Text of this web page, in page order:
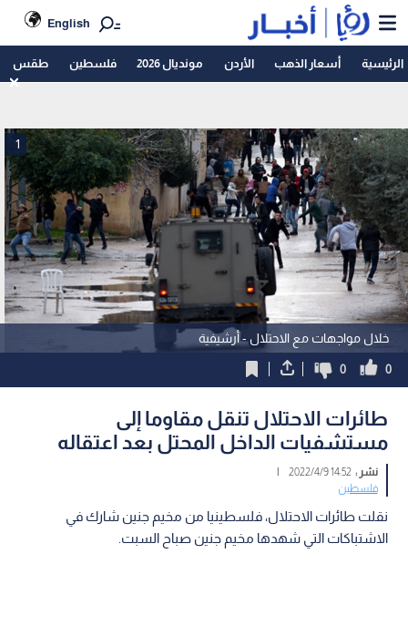
English
الرئيسية أسعار الذهب الأردن مونديال 2026 فلسطين طقس
خلال مواجهات مع الاحتلال - أرشيفية
1
0
0
طائرات الاحتلال تنقل مقاوما إلى
مستشفيات الداخل المحتل بعد اعتقاله
نشر :14:52 2022/4/9
|
فلسطين
نقلت طائرات الاحتلال، فلسطينيا من مخيم جنين شارك في
الاشتباكات التي شهدها مخيم جنين صباح السبت.